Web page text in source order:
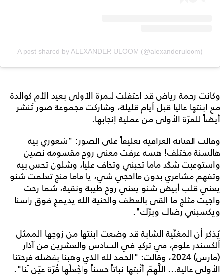
A post shared by ALEXANDER ULOOM (@alexanderuloom)
وكانت رحمة رياض قد احتفلت للمرة الأولى بعيد الأم كوالدة
مع ابنتها عاليا قبل أيام قليلة، وشاركت مجموعة صور تُنشر
أيضاً للمرّة الأولى من عملية إنجابها.
وقالت الفنانة العراقية تعليقاً على الصور: "شعوري بيه
هالسنة مختلف! هسه عرفت معنى روح مقسومه نصين
واستوعبت شگد ماما تحبني وتخاف عليا، وشلون تحس بيه
وتفهم مشاعري بدون مااحجي شي، يا ماما منج تعلمت شنو
يعني قلب أبيض شنو يعني روح طيبة ونقية، شما رحت
واجيت مثلج ما القى بالعطف والحنية الله يديمج فوق راسنا
ويكسبني رضاك وبرّك".
يُذكر أن المغنّية الشابة قد وضعت ابنتها من زوجها الممثل
ألكسندر علوم، في تركيا في السادس والعشرين من آذار
(مارس) 2024، وقالت: "الحمد لله الذي وهبنا بفضله فرحتنا
الأولى عالية... اللَّهمَّ أنْبتَهَا نباتاً حسناً واجْعلْهَا قُرَّة عَيّن لَنَا".